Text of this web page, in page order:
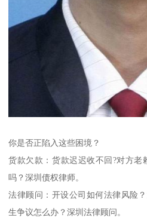
你是否正陷入这些困境？
货款欠款：货款迟迟收不回?对方老
吗？深圳债权律师。
法律顾问：开设公司如何法律风险
生争议怎么办？深圳法律顾问。